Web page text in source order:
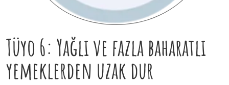
Tüyo 6: Yağlı ve fazla baharatlı
yemeklerden uzak dur